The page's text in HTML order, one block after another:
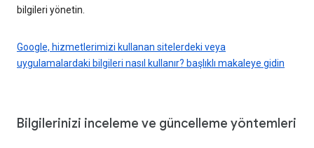
bilgileri yönetin.
Google, hizmetlerimizi kullanan sitelerdeki veya
uygulamalardaki bilgileri nasıl kullanır? başlıklı makaleye gidin
Bilgilerinizi inceleme ve güncelleme yöntemleri